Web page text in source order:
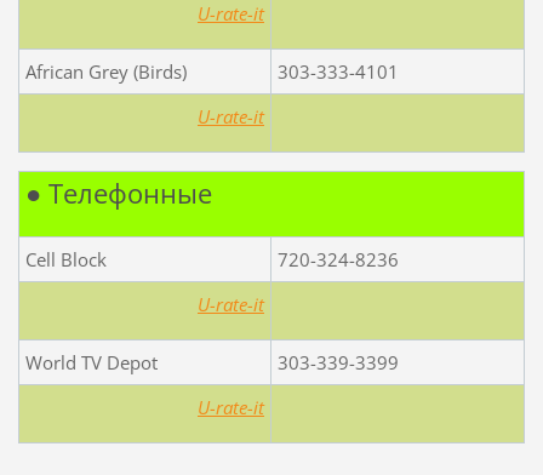
U-rate-it
African Grey (Birds)
303-333-4101
U-rate-it
● Телефонные
Cell Block
720-324-8236
U-rate-it
World TV Depot
303-339-3399
U-rate-it